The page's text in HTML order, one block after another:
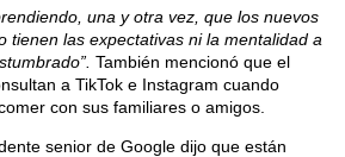
una y otra vez, que los nuevos
tienen las expectativas ni la mentalidad a
También mencionó que el
a TikTok e Instagram cuando
con sus familiares o amigos.
senior de Google dijo que están